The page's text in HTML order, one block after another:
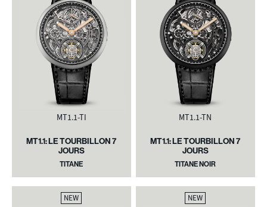
MT1.1-TI
MT1.1: LE TOURBILLON 7
JOURS
TITANE
MT1.1-TN
MT1.1: LE TOURBILLON 7
JOURS
TITANE NOIR
NEW NEW